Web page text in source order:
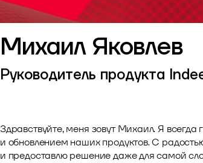
Михаил Яковлев
Руководитель продукта
Здравствуйте, меня зовут Михаил. Я всегда
и обновлением наших продуктов. С
и предоставлю решение даже для самой